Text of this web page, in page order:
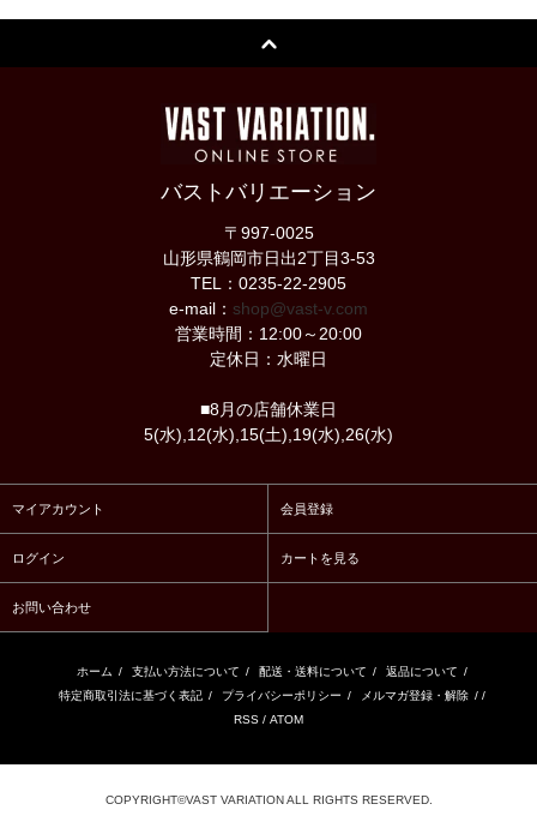
バストバリエーション
〒997-0025
山形県鶴岡市日出2丁目3-53
TEL：0235-22-2905
e-mail： shop@vast-v.com
営業時間：12:00～20:00
定休日：水曜日
■8月の店舗休業日
5(水),12(水),15(土),19(水),26(水)
マイアカウント 会員登録
ログイン カートを見る
お問い合わせ
ホーム / 支払い方法について / 配送・送料について / 返品について /
特定商取引法に基づく表記 / プライバシーポリシー / メルマガ登録・解除 / /
RSS / ATOM
COPYRIGHT©VAST VARIATION ALL RIGHTS RESERVED.